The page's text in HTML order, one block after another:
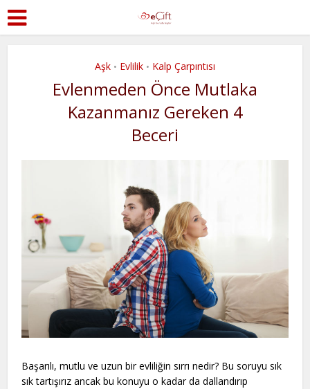
Aşk • Evlilik • Kalp Çarpıntısı
Evlenmeden Önce Mutlaka
Kazanmanız Gereken 4
Beceri
Başarılı, mutlu ve uzun bir evliliğin sırrı nedir? Bu soruyu sık
sık tartışırız ancak bu konuyu o kadar da dallandırıp